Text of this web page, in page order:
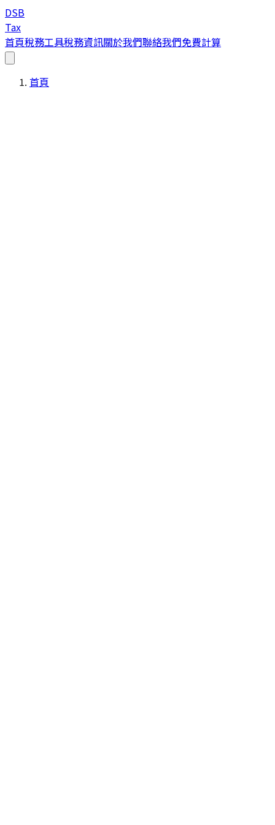
DSB
Tax
首頁稅務工具稅務資訊關於我們聯絡我們免費計算
首頁